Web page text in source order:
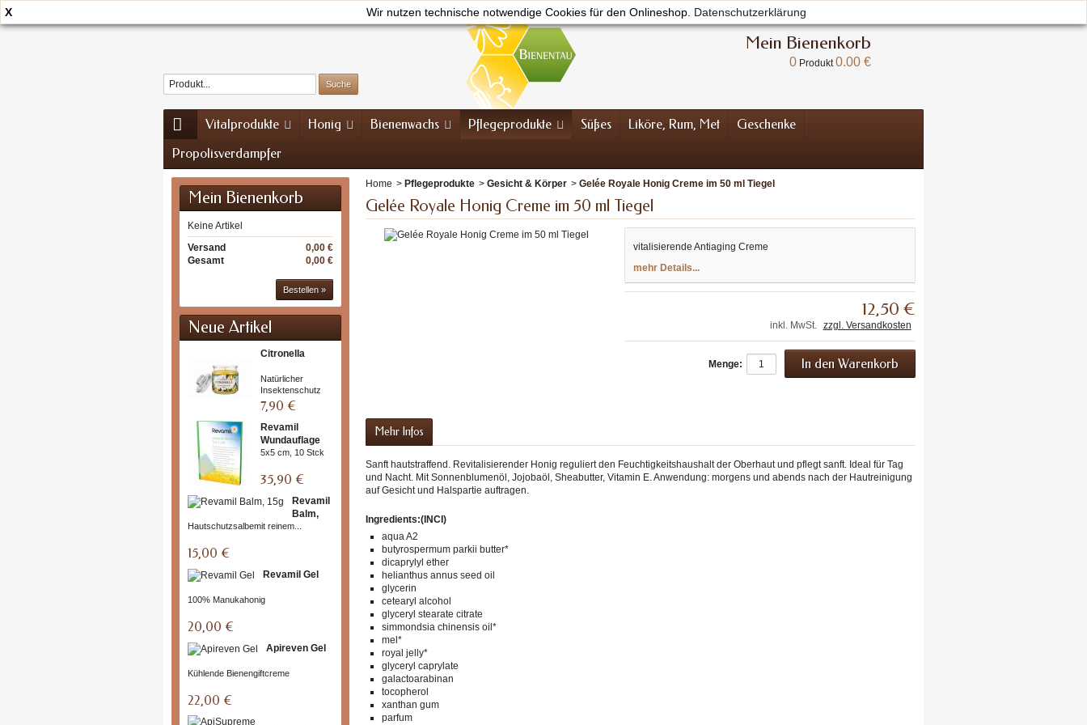
X Wir nutzen technische notwendige Cookies für den Onlineshop. Datenschutzerklärung
Willkommen
Mein Bienenkorb
0 Produkt0.00 €
Vitalprodukte Honig Bienenwachs Pflegeprodukte Süßes Liköre, Rum, Met
Geschenke
Propolisverdampfer
Mein Bienenkorb
Keine Artikel
0,00 €
Versand
0,00 €
Gesamt
Bestellen »
Neue Artikel
Citronella
Natürlicher
Insektenschutz
7,90 €
Revamil
Wundauflage
5x5 cm, 10 Stck
35,90 €
Revamil
Balm,
15g
Hautschutzsalbemit reinem...
15,00 €
Revamil Gel
100% Manukahonig
20,00 €
Apireven Gel
Kühlende Bienengiftcreme
22,00 €
ApiSupreme
Home > Pflegeprodukte > Gesicht & Körper > Gelée Royale Honig Creme im 50 ml Tiegel
Gelée Royale Honig Creme im 50 ml Tiegel
vitalisierende Antiaging Creme
mehr Details...
12,50 €
inkl. MwSt. zzgl. Versandkosten
Menge:
Mehr Infos
Sanft hautstraffend. Revitalisierender Honig reguliert den Feuchtigkeitshaushalt der Oberhaut und pflegt sanft. Ideal für Tag
und Nacht. Mit Sonnenblumenöl, Jojobaöl, Sheabutter, Vitamin E. Anwendung: morgens und abends nach der Hautreinigung
auf Gesicht und Halspartie auftragen.
Ingredients:(INCI)
aqua A2
butyrospermum parkii butter*
dicaprylyl ether
helianthus annus seed oil
glycerin
cetearyl alcohol
glyceryl stearate citrate
simmondsia chinensis oil*
mel*
royal jelly*
glyceryl caprylate
galactoarabinan
tocopherol
xanthan gum
parfum